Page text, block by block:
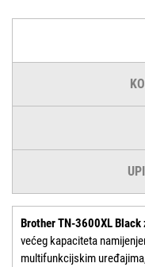
Brother TN-3600XL
većeg kapaciteta
multifunkcijskim